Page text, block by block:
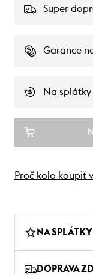
Super
Garance
Na splátky
Proč kolo koupit
NA
DOPRAVA